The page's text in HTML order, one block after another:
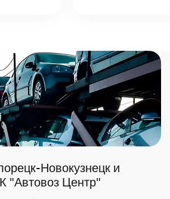
Новокузнецк и
"Автовоз Центр"